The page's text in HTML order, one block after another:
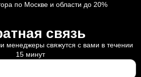
по Москве и области до 20%
связь
менеджеры свяжутся с вами в течении
15 минут